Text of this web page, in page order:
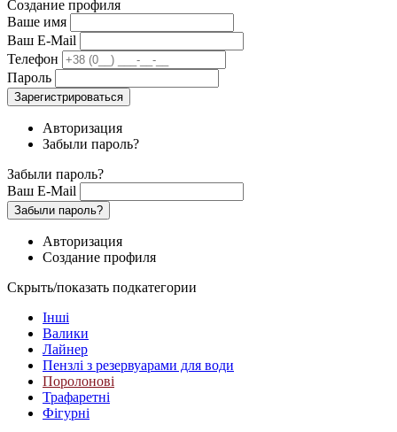
Создание профиля
Ваше имя
Ваш E-Mail
Телефон
Пароль
Зарегистрироваться
Авторизация
Забыли пароль?
Забыли пароль?
Ваш E-Mail
Забыли пароль?
Авторизация
Создание профиля
Скрыть/показать подкатегории
Інші
Валики
Лайнер
Пензлі з резервуарами для води
Поролонові
Трафаретні
Фігурні